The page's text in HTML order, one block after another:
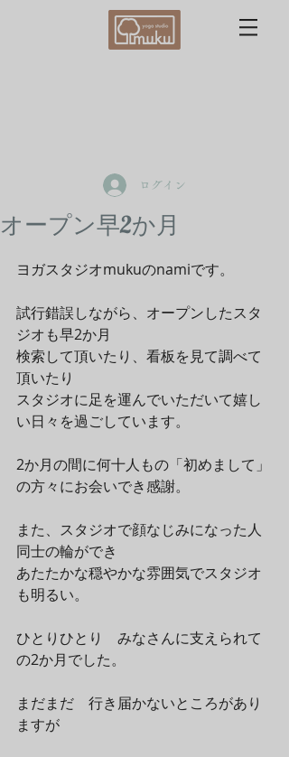
ログイン
オープン早2か月
ヨガスタジオmukuのnamiです。
試行錯誤しながら、オープンしたスタ
ジオも早2か月
検索して頂いたり、看板を見て調べて
頂いたり
スタジオに足を運んでいただいて嬉し
い日々を過ごしています。
2か月の間に何十人もの「初めまして」
の方々にお会いでき感謝。
また、スタジオで顔なじみになった人
同士の輪ができ
あたたかな穏やかな雰囲気でスタジオ
も明るい。
ひとりひとり　みなさんに支えられて
の2か月でした。
まだまだ　行き届かないところがあり
ますが